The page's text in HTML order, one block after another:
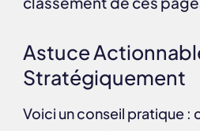
Astuce
Stratégiquement
Voici un conseil pratique